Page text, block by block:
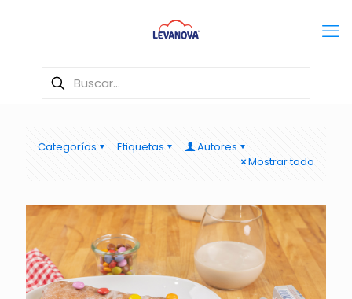
Categorías Etiquetas
Autores
Mostrar todo